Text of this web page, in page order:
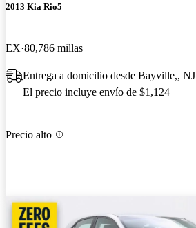
2013 Kia Rio5
EX 80,786 millas
Entrega a domicilio desde Bayville,, NJ
El precio incluye envío de $1,124
Precio alto